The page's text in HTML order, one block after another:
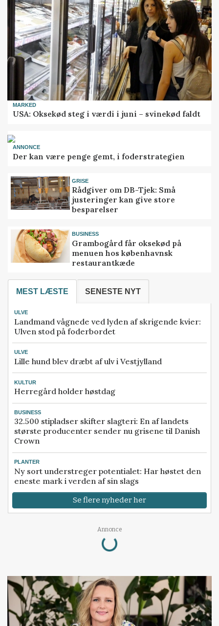
MARKED
USA: Oksekød steg i værdi i juni – svinekød faldt
ANNONCE
Der kan være penge gemt, i foderstrategien
GRISE
Rådgiver om DB-Tjek: Små
justeringer kan give store
besparelser
BUSINESS
Grambogård får oksekød på
menuen hos københavnsk
restaurantkæde
MEST LÆSTE SENESTE NYT
ULVE
Landmand vågnede ved lyden af skrigende kvier:
Ulven stod på foderbordet
ULVE
Lille hund blev dræbt af ulv i Vestjylland
KULTUR
Herregård holder høstdag
BUSINESS
32.500 stipladser skifter slagteri: En af landets
største producenter sender nu grisene til Danish
Crown
PLANTER
Ny sort understreger potentialet: Har høstet den
eneste mark i verden af sin slags
Se flere nyheder her
Annonce
Loading...